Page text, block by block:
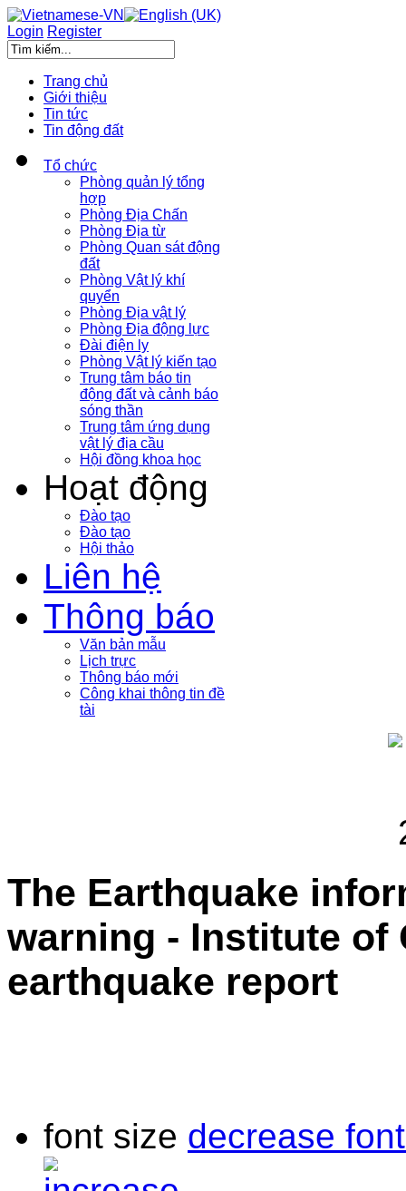
Login Register
Trang chủ
Giới thiệu
Tin tức
Tin động đất
Tổ chức
Phòng quản lý tổng
hợp
Phòng Địa Chấn
Phòng Địa từ
Phòng Quan sát động
đất
Phòng Vật lý khí
quyển
Phòng Địa vật lý
Phòng Địa động lực
Đài điện ly
Phòng Vật lý kiến tạo
Trung tâm báo tin
động đất và cảnh báo
sóng thần
Trung tâm ứng dụng
vật lý địa cầu
Hội đồng khoa học
Hoạt động
Đào tạo
Đào tạo
Hội thảo
Liên hệ
Thông báo
Văn bản mẫu
Lịch trực
Thông báo mới
Công khai thông tin đề
tài
The Earthquake
warning - Institute of
earthquake report
font size decrease